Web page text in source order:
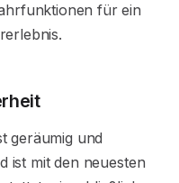
für ein
geräumig und
ist mit den neuesten